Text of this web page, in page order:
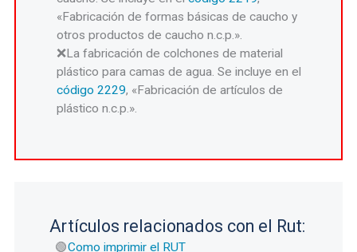
«Fabricación de formas básicas de caucho y
otros productos de caucho n.c.p.».
La fabricación de colchones de material
plástico para camas de agua. Se incluye en el
código 2229, «Fabricación de artículos de
plástico n.c.p.».
Artículos relacionados con el Rut:
Como imprimir el RUT